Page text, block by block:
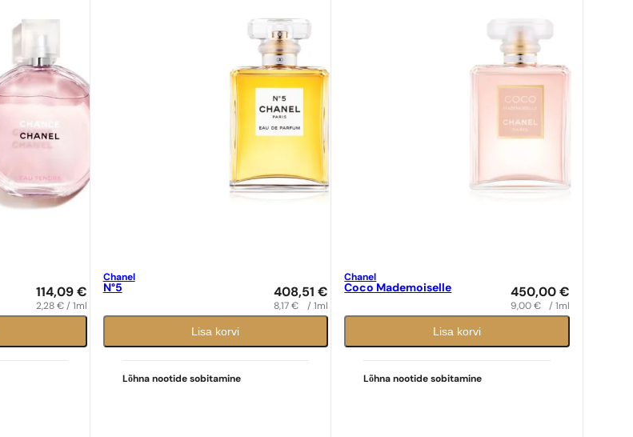
114,09 €
2,28 € / 1ml
Chanel
N°5 408,51€
8,17€ / 1ml
Lisa korvi
Lõhna nootide sobitamine
Chanel
Coco Mademoiselle 450,00 €
9,00 € / 1ml
Lisa korvi
Lõhna nootide sobitamine